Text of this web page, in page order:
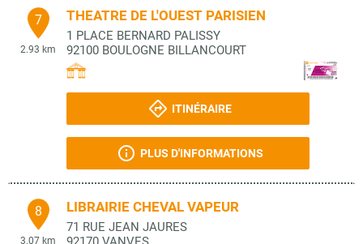
7
2.93 km
THEATRE DE L'OUEST PARISIEN
1 PLACE BERNARD PALISSY
92100 BOULOGNE BILLANCOURT
ITINÉRAIRE
PLUS D'INFORMATIONS
8
3.07 km
LIBRAIRIE CHEVAL VAPEUR
71 RUE JEAN JAURES